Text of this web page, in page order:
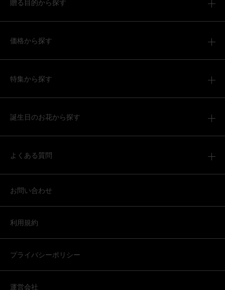
ズ
ブルーミーユーザーさん 50代
用途：
お悔やみ
ブルーミーユーザーさん
用途：
お悔やみ
お供え
うです。大袈裟にならないサイズで仏壇用にちょうど良い
のではと思います。
【お悔やみ・お供えの花】アレンジメント(青・紫) Sサイ
ズ
贈る目的から探す
価格から探す
特集から探す
誕生日のお花から探す
よくある質問
お問い合わせ
利用規約
プライバシーポリシー
運営会社